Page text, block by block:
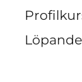
Löpande